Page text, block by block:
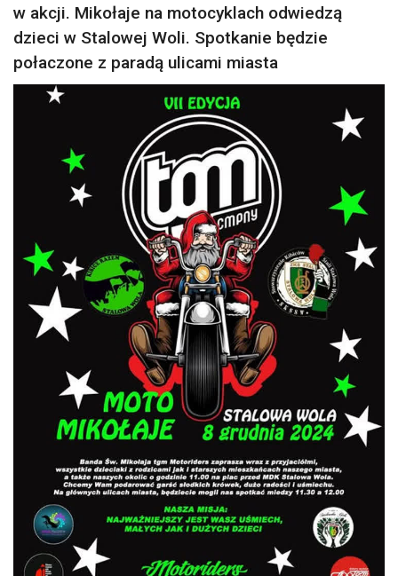
w akcji. Mikołaje na motocyklach odwiedzą
dzieci w Stalowej Woli. Spotkanie będzie
połaczone z paradą ulicami miasta